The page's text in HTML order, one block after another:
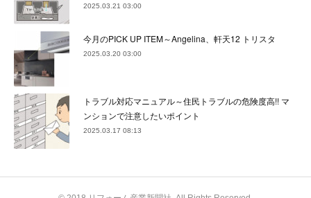
(22)
(22)
(25
(21
(24)
(21
( 23)
(23
(22)
(24
( 21)
(20)
(23
(22)
(23
( 24)
(21)
(24
(24)
(23
( 21)
(22)
)
(21)
(27)
(22
33)
(28)
)
(32)
(36)
(30
34)
(8 )
2025.03.21 03:00
今月のPICK UP ITEM～Angelina、軒天12 トリスタ
2025.03.20 03:00
トラブル対応マニュアル～住民トラブルの危険度高!! マ
ンションで注意したいポイント
2025.03.17 08:13